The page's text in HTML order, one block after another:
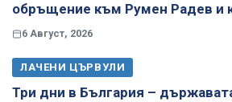
обръщение към Румен Радев и
6 Август, 2026
ЛАЧЕНИ ЦЪРВУЛИ
Три дни в България –